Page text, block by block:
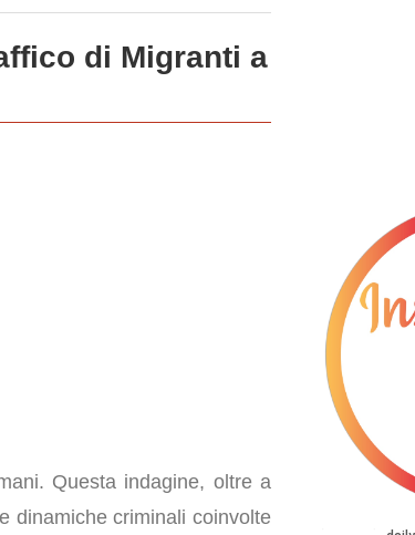
di Migranti a
Questa indagine, oltre a
dinamiche criminali coinvolte